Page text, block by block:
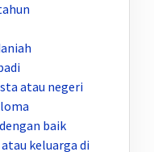
atau negeri
baik
keluarga di